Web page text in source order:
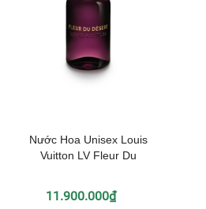
Nước Hoa Unisex Louis
Vuitton LV Fleur Du
11.900.000₫